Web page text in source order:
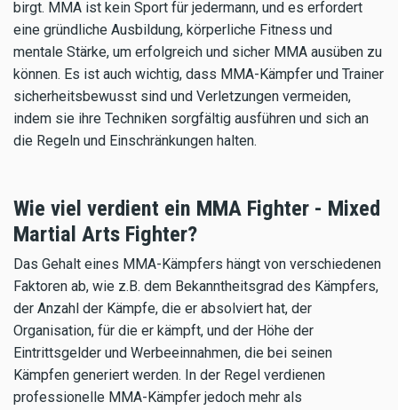
birgt. MMA ist kein Sport für jedermann, und es erfordert
eine gründliche Ausbildung, körperliche Fitness und
mentale Stärke, um erfolgreich und sicher MMA ausüben zu
können. Es ist auch wichtig, dass MMA-Kämpfer und Trainer
sicherheitsbewusst sind und Verletzungen vermeiden,
indem sie ihre Techniken sorgfältig ausführen und sich an
die Regeln und Einschränkungen halten.
Wie viel verdient ein MMA Fighter - Mixed
Martial Arts Fighter?
Das Gehalt eines MMA-Kämpfers hängt von verschiedenen
Faktoren ab, wie z.B. dem Bekanntheitsgrad des Kämpfers,
der Anzahl der Kämpfe, die er absolviert hat, der
Organisation, für die er kämpft, und der Höhe der
Eintrittsgelder und Werbeeinnahmen, die bei seinen
Kämpfen generiert werden. In der Regel verdienen
professionelle MMA-Kämpfer jedoch mehr als